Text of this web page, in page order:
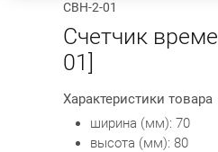
СВН-2-01
Счетчик
01]
Характеристики товара
ширина (мм): 70
высота (мм): 80